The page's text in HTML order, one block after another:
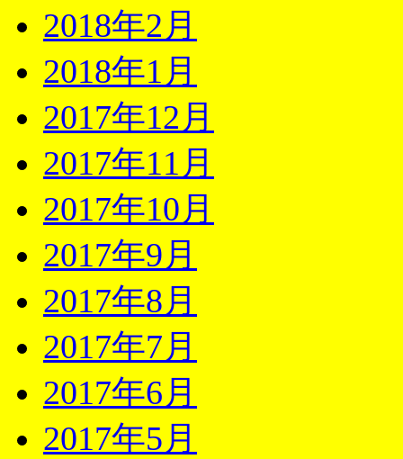
2018年2月
2018年1月
2017年12月
2017年11月
2017年10月
2017年9月
2017年8月
2017年7月
2017年6月
2017年5月